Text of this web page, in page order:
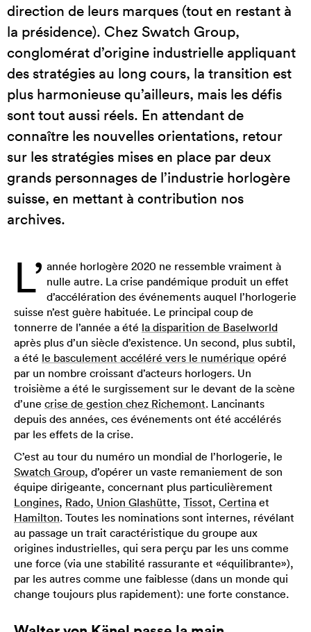
direction de leurs marques (tout en restant à
la présidence). Chez Swatch Group,
conglomérat d’origine industrielle appliquant
des stratégies au long cours, la transition est
plus harmonieuse qu’ailleurs, mais les défis
sont tout aussi réels. En attendant de
connaître les nouvelles orientations, retour
sur les stratégies mises en place par deux
grands personnages de l’industrie horlogère
suisse, en mettant à contribution nos
archives.
L’ année horlogère 2020 ne ressemble vraiment à
nulle autre. La crise pandémique produit un effet
d’accélération des événements auquel l’horlogerie
suisse n’est guère habituée. Le principal coup de
tonnerre de l’année a été la disparition de Baselworld
après plus d’un siècle d’existence. Un second, plus subtil,
a été le basculement accéléré vers le numérique opéré
par un nombre croissant d’acteurs horlogers. Un
troisième a été le surgissement sur le devant de la scène
d’une crise de gestion chez Richemont. Lancinants
depuis des années, ces événements ont été accélérés
par les effets de la crise.
C’est au tour du numéro un mondial de l’horlogerie, le
Swatch Group, d’opérer un vaste remaniement de son
équipe dirigeante, concernant plus particulièrement
Longines, Rado, Union Glashütte, Tissot, Certina et
Hamilton. Toutes les nominations sont internes, révélant
au passage un trait caractéristique du groupe aux
origines industrielles, qui sera perçu par les uns comme
une force (via une stabilité rassurante et «équilibrante»),
par les autres comme une faiblesse (dans un monde qui
change toujours plus rapidement): une forte constance.